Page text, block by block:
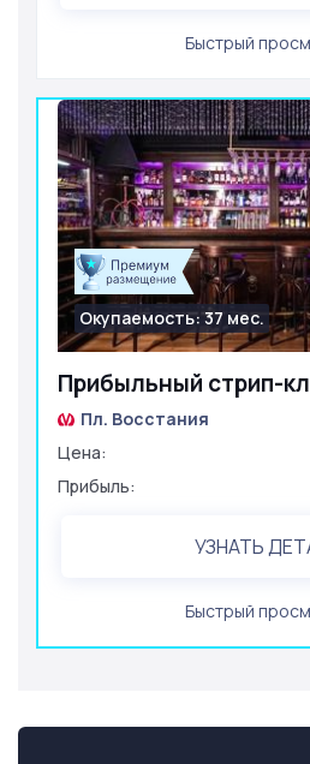
Быстрый
Прибыльный стрип-
Окупаемость: 37 мес.
Пл. Восстания
Цена:
Прибыль:
УЗНАТЬ
Быстрый